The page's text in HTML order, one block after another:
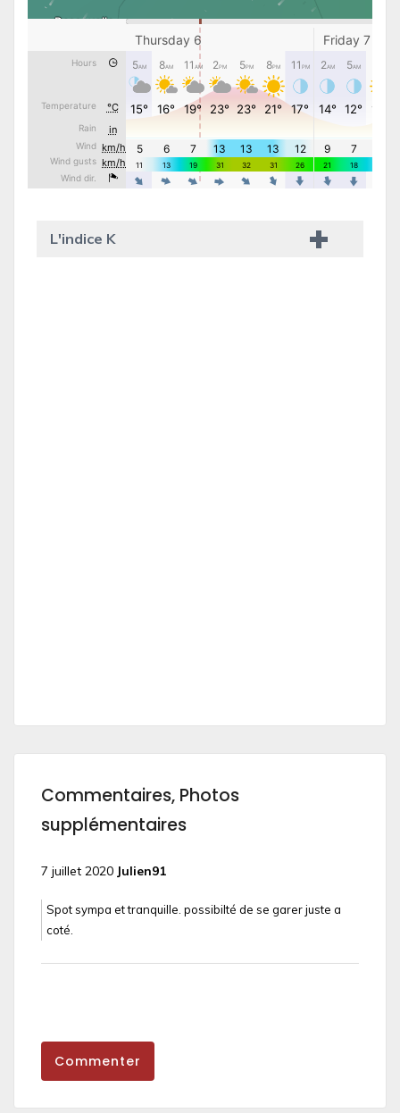
L'indice K
Commentaires, Photos
supplémentaires
7 juillet 2020 Julien91
Spot sympa et tranquille. possibilté de se garer juste a
coté.
Commenter